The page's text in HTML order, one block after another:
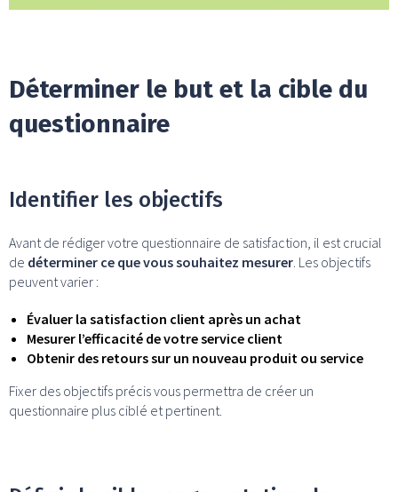
Déterminer le but et la cible du
questionnaire
Identifier les objectifs
Avant de rédiger votre questionnaire de satisfaction, il est crucial
de déterminer ce que vous souhaitez mesurer. Les objectifs
peuvent varier :
Évaluer la satisfaction client après un achat
Mesurer l’efficacité de votre service client
Obtenir des retours sur un nouveau produit ou service
Fixer des objectifs précis vous permettra de créer un
questionnaire plus ciblé et pertinent.